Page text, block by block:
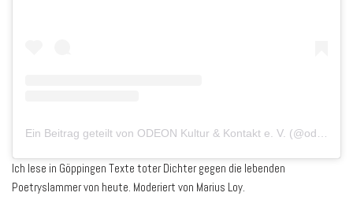
Ein Beitrag geteilt von ODEON Kultur & Kontakt e. V. (@odeon.gp)
Ich lese in Göppingen Texte toter Dichter gegen die lebenden
Poetryslammer von heute. Moderiert von Marius Loy.